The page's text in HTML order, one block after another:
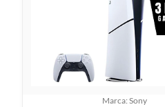
Marca: Sony